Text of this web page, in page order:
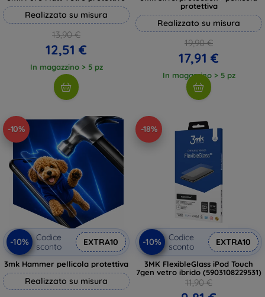
Realizzato su misura
13,90 €
12,51 €
In magazzino > 5 pz
protettiva
Realizzato su misura
19,90 €
17,91 €
In magazzino > 5 pz
-10%
-10%
Codice
sconto
EXTRA10
3mk Hammer pellicola protettiva
Realizzato su misura
-18%
-10%
Codice
sconto
EXTRA10
3MK FlexibleGlass iPod Touch
7gen vetro ibrido (5903108229531)
11,90 €